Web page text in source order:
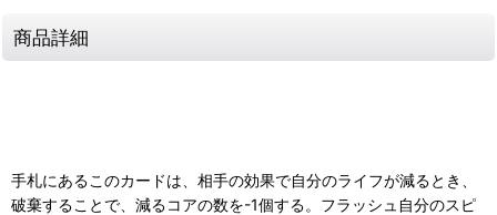
商品詳細
手札にあるこのカードは、相手の効果で自分のライフが減るとき、
破棄することで、減るコアの数を-1個する。フラッシュ自分のスピ